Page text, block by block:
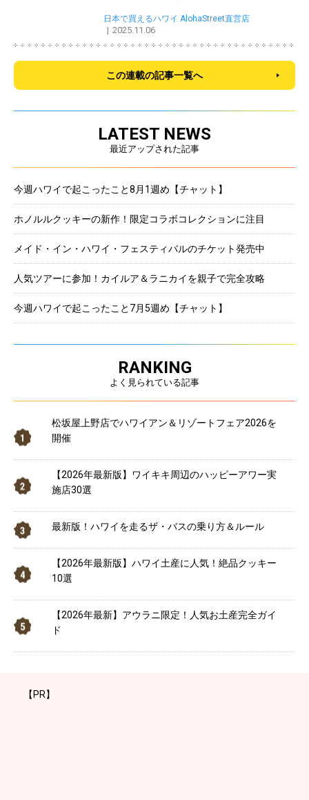
日本で買えるハワイ AlohaStreet直営店
2025.11.06
この連載の記事一覧へ
LATEST NEWS
最近アップされた記事
今週ハワイで起こったこと8月1週め【チャット】
ホノルルクッキーの新作！限定コラボコレクションに注目
メイド・イン・ハワイ・フェスティバルのチケット発売中
人気ツアーに参加！カイルア＆ラニカイを親子で完全攻略
今週ハワイで起こったこと7月5週め【チャット】
RANKING
よく見られている記事
松坂屋上野店でハワイアン＆リゾートフェア2026を
開催
【2026年最新版】ワイキキ周辺のハッピーアワー実
施店30選
最新版！ハワイを走るザ・バスの乗り方＆ルール
【2026年最新版】ハワイ土産に人気！絶品クッキー
10選
【2026年最新】アウラニ限定！人気お土産完全ガイ
ド
【PR】